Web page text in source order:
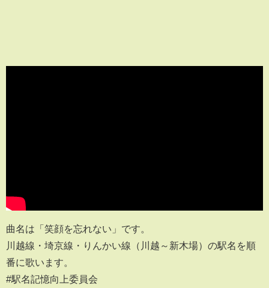
曲名は「笑顔を忘れない」です。
川越線・埼京線・りんかい線（川越～新木場）の駅名を順
番に歌います。
#駅名記憶向上委員会